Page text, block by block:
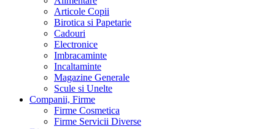
Articole Copii
Birotica si Papetarie
Cadouri
Electronice
Imbracaminte
Incaltaminte
Magazine Generale
Scule si Unelte
Companii, Firme
Firme Cosmetica
Firme Servicii Diverse